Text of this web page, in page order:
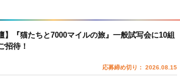
】『猫たちと7000マイルの旅』一般試写会に10組
招待！
応募締め切り： 2026.08.15